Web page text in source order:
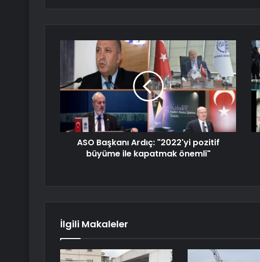
ASO Başkanı Ardıç: "2022'yi pozitif
büyüme ile kapatmak önemli"
İlgili Makaleler